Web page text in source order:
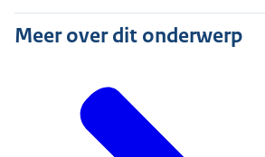
Meer over dit onderwerp